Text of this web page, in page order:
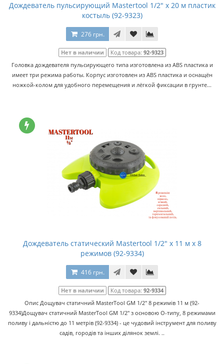
Дождеватель пульсирующий Mastertool 1/2" x 20 м пластик
костыль (92-9323)
276 грн.
Нет в наличии Код товара: 92-9323
Головка дождевателя пульсирующего типа изготовлена из ABS пластика и
имеет три режима работы. Корпус изготовлен из ABS пластика и оснащён
ножкой-колом для удобного перемещения и лёгкой фиксации в грунте...
Дождеватель статический Mastertool 1/2" x 11 м x 8
режимов (92-9334)
416 грн.
Нет в наличии Код товара: 92-9334
Опис Дощувач статичний MasterTool GM 1/2" 8 режимів 11 м (92-
9334)Дощувач статичний MasterTool GM 1/2" з основою О-типу, 8 режимами
поливу і дальністю до 11 метрів (92-9334) - це чудовий інструмент для поливу
садів, городів та інших ділянок землі. ..